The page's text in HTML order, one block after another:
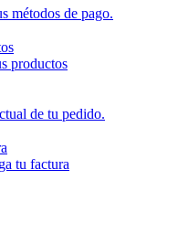
métodos de pago.
productos
de tu pedido.
tu factura